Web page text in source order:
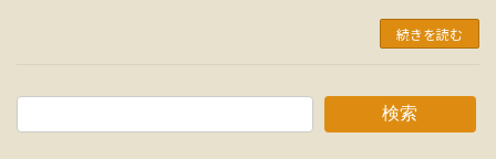
続きを読む
検索